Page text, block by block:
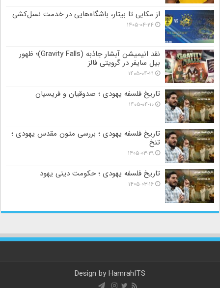
از مکابی تا بیتار، باشگاه‌هایی در خدمت نسل‌کشی
۱۴۰۵-۰۴-۲۴
نقد انیمیشن آبشار جاذبه (Gravity Falls)؛ ظهور
بیل سایفر در گرویتی فالز
۱۴۰۵-۰۴-۲۱
تاریخ فلسفه یهودی ؛ صدوقیان و فریسیان
۱۴۰۵-۰۴-۱۰
تاریخ فلسفه یهودی ؛ بررسی متون مقدس یهودی ؛
تنخ
۱۴۰۵-۰۳-۲۹
تاریخ فلسفه یهودی ؛ حکومت دینی یهود
۱۴۰۵-۰۳-۱۶
Design by HamrahITS